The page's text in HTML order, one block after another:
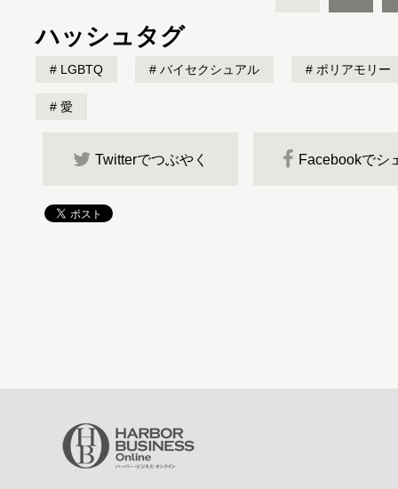
ハッシュタグ
LGBTQ バイセクシュアル ポリアモリー
愛
Twitterでつぶやく Facebookでシ